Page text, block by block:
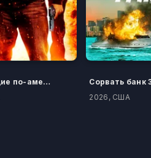
Правосудие по-американски
2026, США